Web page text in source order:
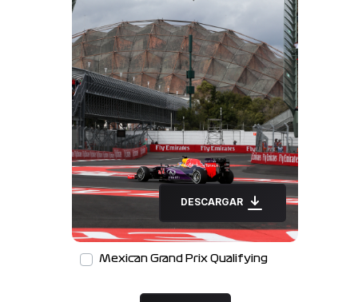
DESCARGAR
Mexican Grand Prix Qualifying